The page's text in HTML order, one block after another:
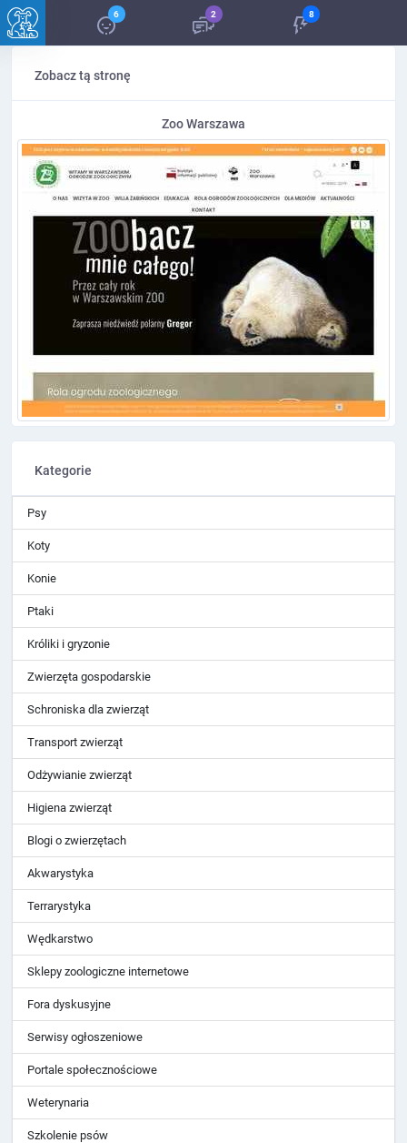
6 2 8
Zobacz tą stronę
Zoo Warszawa
Kategorie
Psy
Koty
Konie
Ptaki
Króliki i gryzonie
Zwierzęta gospodarskie
Schroniska dla zwierząt
Transport zwierząt
Odżywianie zwierząt
Higiena zwierząt
Blogi o zwierzętach
Akwarystyka
Terrarystyka
Wędkarstwo
Sklepy zoologiczne internetowe
Fora dyskusyjne
Serwisy ogłoszeniowe
Portale społecznościowe
Weterynaria
Szkolenie psów